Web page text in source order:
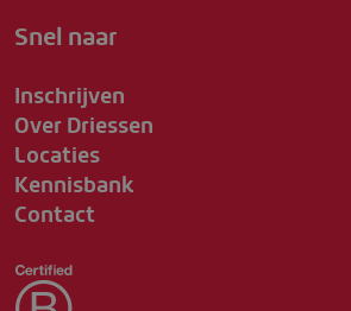
Snel naar
Inschrijven
Over Driessen
Locaties
Kennisbank
Contact